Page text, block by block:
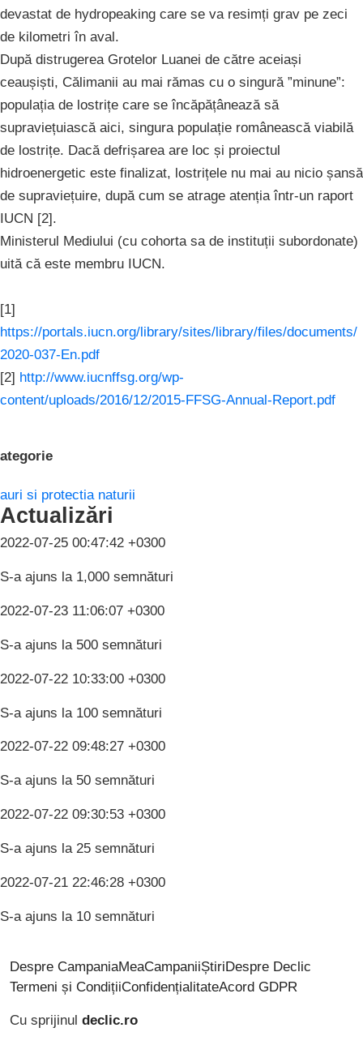
devastat de hydropeaking care se va resimți grav pe zeci
de kilometri în aval.
După distrugerea Grotelor Luanei de către aceiași
ceaușiști, Călimanii au mai rămas cu o singură ”minune”:
populația de lostrițe care se încăpățânează să
supraviețuiască aici, singura populație românească viabilă
de lostrițe. Dacă defrișarea are loc și proiectul
hidroenergetic este finalizat, lostrițele nu mai au nicio șansă
de supraviețuire, după cum se atrage atenția într-un raport
IUCN [2].
Ministerul Mediului (cu cohorta sa de instituții subordonate)
uită că este membru IUCN.
[1]
https://portals.iucn.org/library/sites/library/files/documents/
2020-037-En.pdf
[2] http://www.iucnffsg.org/wp-
content/uploads/2016/12/2015-FFSG-Annual-Report.pdf
si protectia naturii
Actualizări
2022-07-25 00:47:42 +0300
S-a ajuns la 1,000 semnături
2022-07-23 11:06:07 +0300
S-a ajuns la 500 semnături
2022-07-22 10:33:00 +0300
S-a ajuns la 100 semnături
2022-07-22 09:48:27 +0300
S-a ajuns la 50 semnături
2022-07-22 09:30:53 +0300
S-a ajuns la 25 semnături
2022-07-21 22:46:28 +0300
S-a ajuns la 10 semnături
Despre CampaniaMeaCampaniiȘtiri Despre Declic
Termeni și CondițiiConfidențialitateAcord GDPR
Cu sprijinul declic.ro